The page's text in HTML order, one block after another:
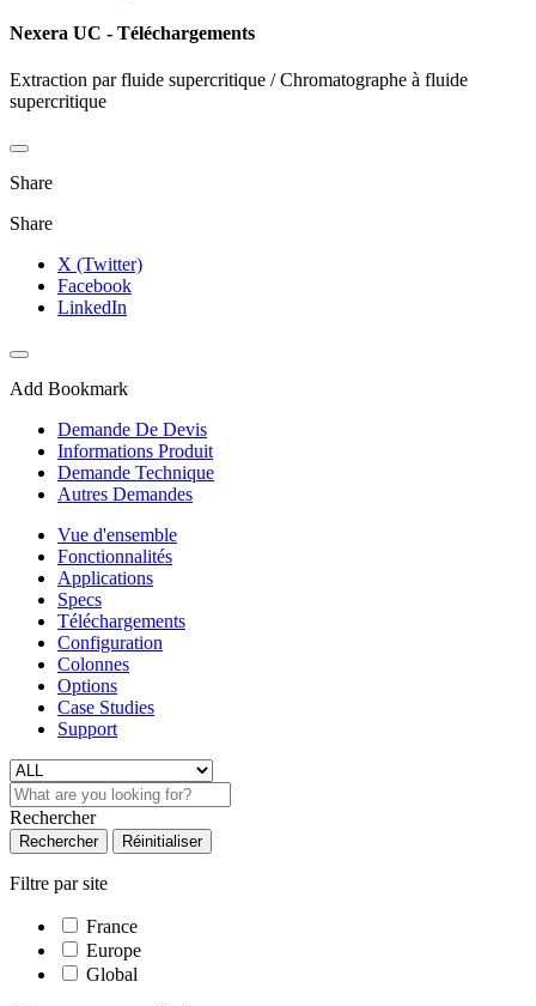
Nexera UC - Téléchargements
Extraction par fluide supercritique / Chromatographe à fluide
supercritique
Share
Share
X (Twitter)
Facebook
LinkedIn
Add Bookmark
Demande De Devis
Informations Produit
Demande Technique
Autres Demandes
Vue d'ensemble
Fonctionnalités
Applications
Specs
Téléchargements
Configuration
Colonnes
Options
Case Studies
Support
Rechercher
Rechercher Réinitialiser
Filtre par site
France
Europe
Global